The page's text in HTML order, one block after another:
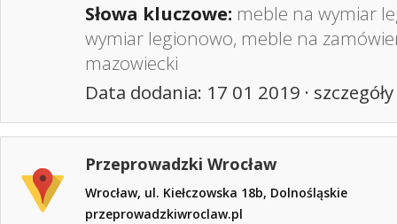
Słowa kluczowe: meble na wymiar
wymiar legionowo, meble na
mazowiecki
Data dodania: 17 01 2019 ·
Przeprowadzki Wrocław
Wrocław, ul. Kiełczowska 18b, Dolnośląskie
przeprowadzkiwroclaw.pl